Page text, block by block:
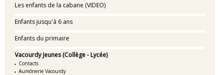
Les enfants de la cabane (VIDEO)
Enfants jusqu'à 6 ans
Enfants du primaire
Vacourdy Jeunes (Collège - Lycée)
Contacts
Aumônerie Vacourdy